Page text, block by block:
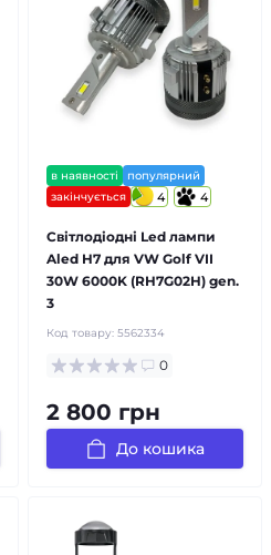
в наявності
популярний
закінчується
4 4
Світлодіодні Led лампи
Aled H7 для VW Golf VII
30W 6000K (RH7G02H) gen.
3
Код товару: 5562334
0
2 800 грн
До кошика